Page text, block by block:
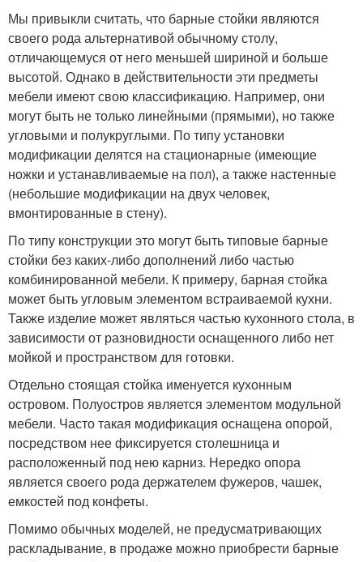
Мы привыкли считать, что барные стойки являются
своего рода альтернативой обычному столу,
отличающемуся от него меньшей шириной и больше
высотой. Однако в действительности эти предметы
мебели имеют свою классификацию. Например, они
могут быть не только линейными (прямыми), но также
угловыми и полукруглыми. По типу установки
модификации делятся на стационарные (имеющие
ножки и устанавливаемые на пол), а также настенные
(небольшие модификации на двух человек,
вмонтированные в стену).
По типу конструкции это могут быть типовые барные
стойки без каких-либо дополнений либо частью
комбинированной мебели. К примеру, барная стойка
может быть угловым элементом встраиваемой кухни.
Также изделие может являться частью кухонного стола, в
зависимости от разновидности оснащенного либо нет
мойкой и пространством для готовки.
Отдельно стоящая стойка именуется кухонным
островом. Полуостров является элементом модульной
мебели. Часто такая модификация оснащена опорой,
посредством нее фиксируется столешница и
расположенный под нею карниз. Нередко опора
является своего рода держателем фужеров, чашек,
емкостей под конфеты.
Помимо обычных моделей, не предусматривающих
раскладывание, в продаже можно приобрести барные